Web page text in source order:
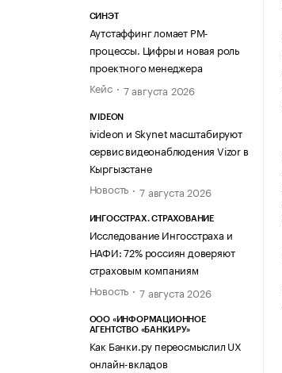
СИНЭТ
Аутстаффинг ломает PM-
процессы. Цифры и новая роль
проектного менеджера
Кейс
7 августа 2026
IVIDEON
ivideon и Skynet масштабируют
сервис видеонаблюдения Vizor в
Кыргызстане
Новость
7 августа 2026
ИНГОССТРАХ. СТРАХОВАНИЕ
Исследование Ингосстраха и
НАФИ: 72% россиян доверяют
страховым компаниям
Новость
7 августа 2026
ООО «ИНФОРМАЦИОННОЕ
АГЕНТСТВО «БАНКИ.РУ»
Как Банки.ру переосмыслил UX
онлайн-вкладов